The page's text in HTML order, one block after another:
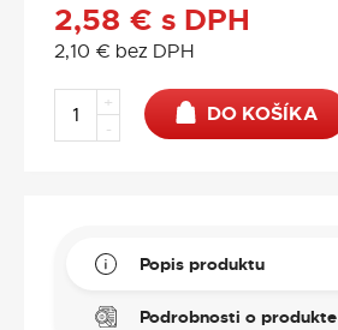
2,58 € s DPH
2,10 € bez DPH
+
-
DO KOŠÍKA
Popis produktu
Podrobnosti o produkte